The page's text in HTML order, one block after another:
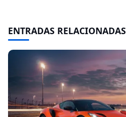
ENTRADAS RELACIONADAS